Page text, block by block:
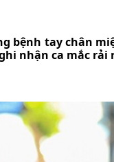
bệnh tay chân
nhận ca mắc rải